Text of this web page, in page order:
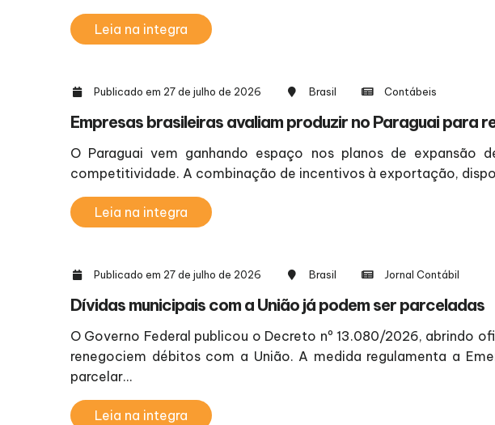
Leia na integra
Publicado em 27 de julho de 2026 Brasil Contábeis
Empresas brasileiras avaliam produzir no Paraguai para
O Paraguai vem ganhando espaço nos planos de expansão
competitividade. A combinação de incentivos à exportação,
Leia na integra
Publicado em 27 de julho de 2026 Brasil Jornal Contábil
Dívidas municipais com a União já podem ser parceladas
O Governo Federal publicou o Decreto nº 13.080/2026, abrindo
renegociem débitos com a União. A medida regulamenta a
parcelar...
Leia na integra